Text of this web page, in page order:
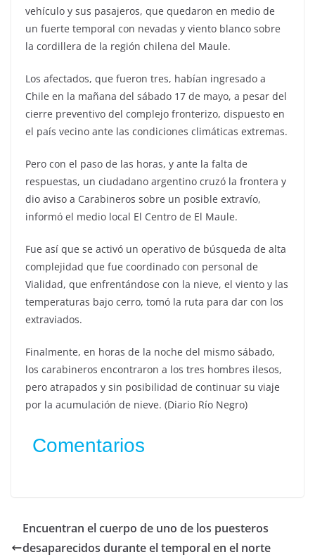
vehículo y sus pasajeros, que quedaron en medio de
un fuerte temporal con nevadas y viento blanco sobre
la cordillera de la región chilena del Maule.
Los afectados, que fueron tres, habían ingresado a
Chile en la mañana del sábado 17 de mayo, a pesar del
cierre preventivo del complejo fronterizo, dispuesto en
el país vecino ante las condiciones climáticas extremas.
Pero con el paso de las horas, y ante la falta de
respuestas, un ciudadano argentino cruzó la frontera y
dio aviso a Carabineros sobre un posible extravío,
informó el medio local El Centro de El Maule.
Fue así que se activó un operativo de búsqueda de alta
complejidad que fue coordinado con personal de
Vialidad, que enfrentándose con la nieve, el viento y las
temperaturas bajo cerro, tomó la ruta para dar con los
extraviados.
Finalmente, en horas de la noche del mismo sábado,
los carabineros encontraron a los tres hombres ilesos,
pero atrapados y sin posibilidad de continuar su viaje
por la acumulación de nieve. (Diario Río Negro)
Comentarios
Encuentran el cuerpo de uno de los puesteros
desaparecidos durante el temporal en el norte